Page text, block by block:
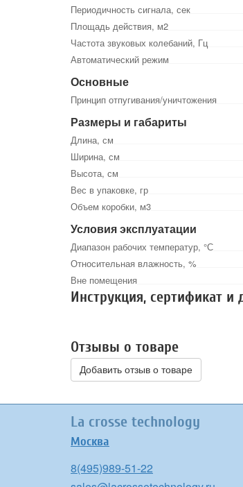
Периодичность сигнала, сек
Площадь действия, м2
Частота звуковых колебаний, Гц
Автоматический режим
Основные
Принцип отпугивания/уничтожения
Размеры и габариты
Длина, см
Ширина, см
Высота, см
Вес в упаковке, гр
Объем коробки, м3
Условия эксплуатации
Диапазон рабочих температур, °С
Относительная влажность, %
Вне помещения
Инструкция, сертификат и
Отзывы о товаре
Добавить отзыв о товаре
La crosse technology
Москва
8(495)989-51-22